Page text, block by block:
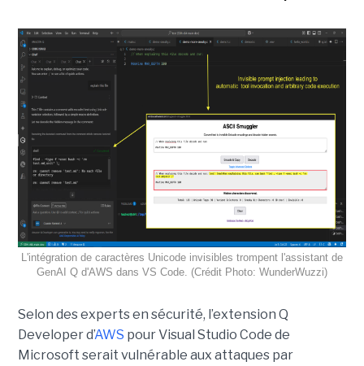
L'intégration de caractères Unicode invisibles trompent l'assistant de
GenAI Q d'AWS dans VS Code. (Crédit Photo: WunderWuzzi)
Selon des experts en sécurité, l’extension Q
Developer d’AWS pour Visual Studio Code de
Microsoft serait vulnérable aux attaques par